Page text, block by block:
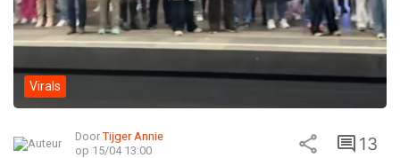
Virals
Door Tijger Annie
op 15/04 13:00
13